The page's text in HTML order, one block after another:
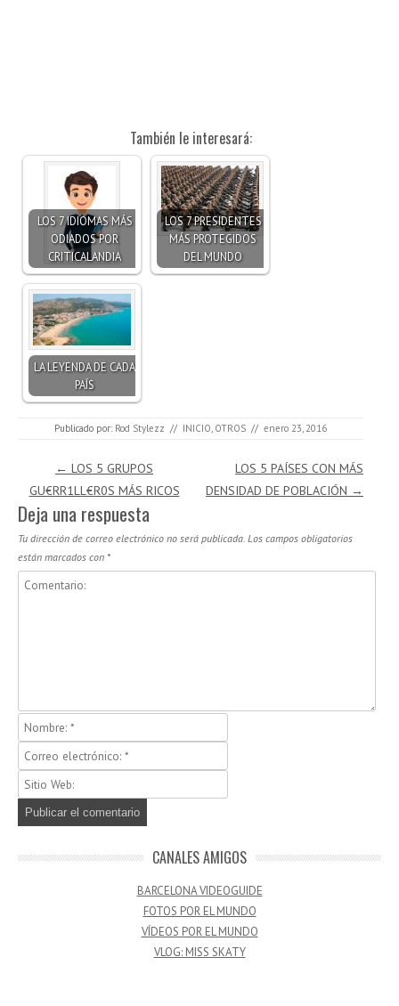
También le interesará:
LOS 7 IDIOMAS MÁS
ODIADOS POR
CRITICALANDIA
LOS 7 PRESIDENTES
MÁS PROTEGIDOS
DEL MUNDO
LA LEYENDA DE CADA
PAÍS
Publicado por: Rod Stylezz // INICIO, OTROS // enero 23, 2016
Navegación de entradas
← LOS 5 GRUPOS
GU€RR1LL€R0S MÁS RICOS
LOS 5 PAÍSES CON MÁS
DENSIDAD DE POBLACIÓN →
Deja una respuesta
Tu dirección de correo electrónico no será publicada. Los campos obligatorios
están marcados con *
CANALES AMIGOS
BARCELONA VIDEOGUIDE
FOTOS POR EL MUNDO
VÍDEOS POR EL MUNDO
VLOG: MISS SKATY